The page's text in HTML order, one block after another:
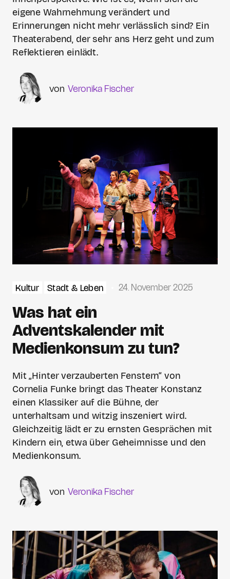
eigene Wahrnehmung verändert und
Erinnerungen nicht mehr verlässlich sind? Ein
Theaterabend, der sehr ans Herz geht und zum
Reflektieren einlädt.
Veronika Fischer
Kultur Stadt & Leben 24. November 2025
Was hat ein
Adventskalender mit
Medienkonsum zu tun?
Mit „Hinter verzauberten Fenstern“ von
Cornelia Funke bringt das Theater Konstanz
einen Klassiker auf die Bühne, der
unterhaltsam und witzig inszeniert wird.
Gleichzeitig lädt er zu ernsten Gesprächen mit
Kindern ein, etwa über Geheimnisse und den
Medienkonsum.
Veronika Fischer